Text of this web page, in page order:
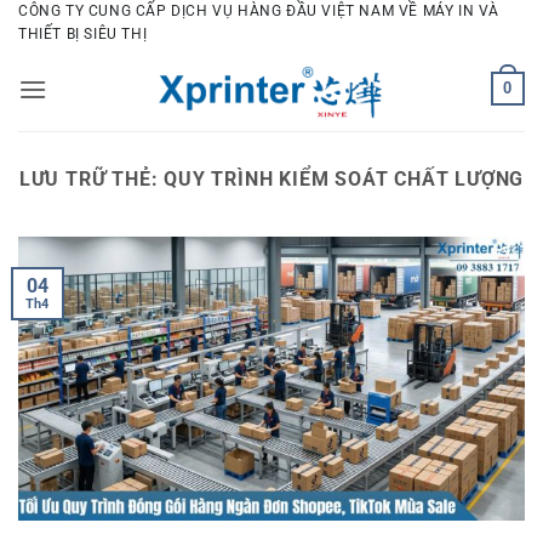
Bỏ
qua
dung
CÔNG TY CUNG CẤP DỊCH VỤ HÀNG ĐẦU VIỆT NAM VỀ MÁY IN VÀ
THIẾT BỊ SIÊU THỊ
0
LƯU TRỮ THẺ:QUY TRÌNH KIỂM SOÁT CHẤT LƯỢNG
04
Th4